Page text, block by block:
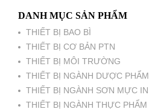
DANH MỤC SẢN PHẨM
THIẾT BỊ BAO BÌ
THIẾT BỊ CƠ BẢN PTN
THIẾT BỊ MÔI TRƯỜNG
THIẾT BỊ NGÀNH DƯỢC PHẨM
THIẾT BỊ NGÀNH SƠN MỰC IN
THIẾT BỊ NGÀNH THỰC PHẨM